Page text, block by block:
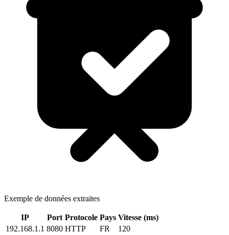
Exemple de données extraites
IP Port Protocole Pays Vitesse (ms)
192.168.1.1 8080 HTTP FR
120